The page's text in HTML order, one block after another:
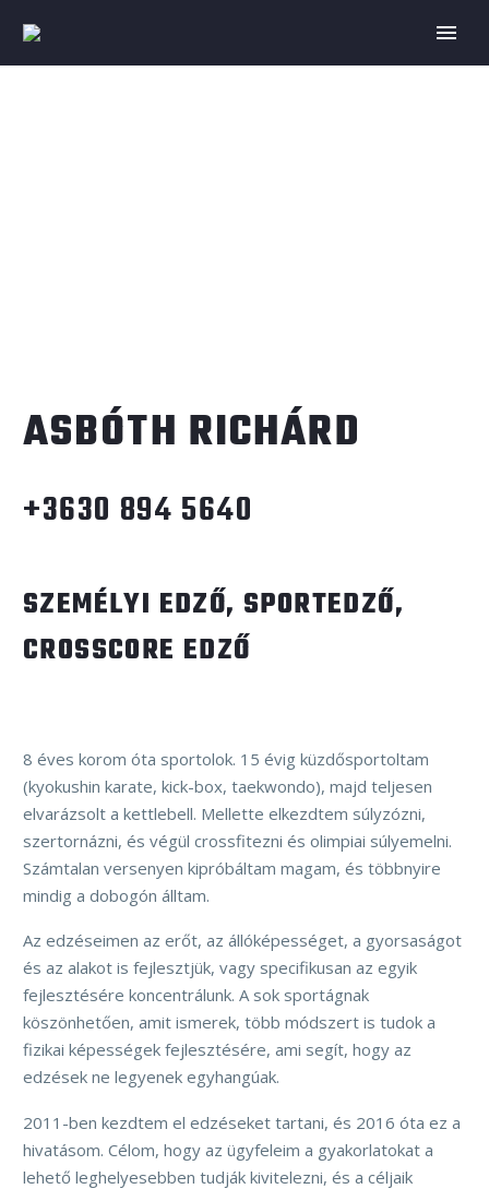
ASBÓTH RICHÁRD
+3630 894 5640
SZEMÉLYI EDZŐ, SPORTEDZŐ,
CROSSCORE EDZŐ
8 éves korom óta sportolok. 15 évig küzdősportoltam
(kyokushin karate, kick-box, taekwondo), majd teljesen
elvarázsolt a kettlebell. Mellette elkezdtem súlyzózni,
szertornázni, és végül crossfitezni és olimpiai súlyemelni.
Számtalan versenyen kipróbáltam magam, és többnyire
mindig a dobogón álltam.
Az edzéseimen az erőt, az állóképességet, a gyorsaságot
és az alakot is fejlesztjük, vagy specifikusan az egyik
fejlesztésére koncentrálunk. A sok sportágnak
köszönhetően, amit ismerek, több módszert is tudok a
fizikai képességek fejlesztésére, ami segít, hogy az
edzések ne legyenek egyhangúak.
2011-ben kezdtem el edzéseket tartani, és 2016 óta ez a
hivatásom. Célom, hogy az ügyfeleim a gyakorlatokat a
lehető leghelyesebben tudják kivitelezni, és a céljaik